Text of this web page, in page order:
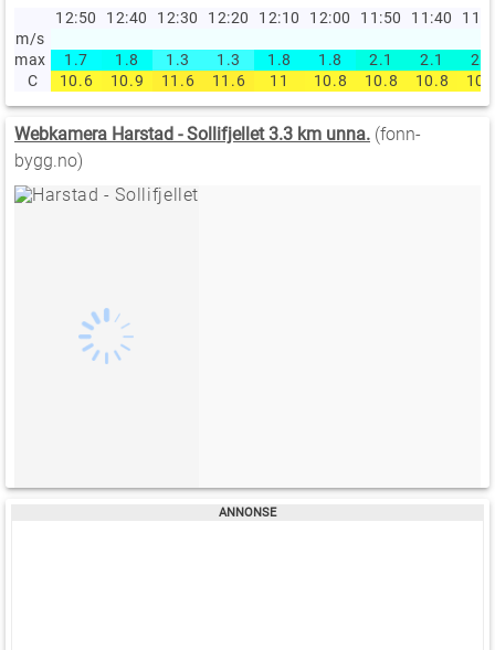
12:50 12:40 12:30 12:20 12:10 12:00 11:50 11:40
m/s
max
1.7 1.8 1.3 1.3 1.8 1.8 2.1 2.1
2.1
C
10.6 10.9 11.6 11.6 11 10.8 10.8 10.8
Webkamera Harstad - Sollifjellet 3.3 km unna. (fonn-
bygg.no)